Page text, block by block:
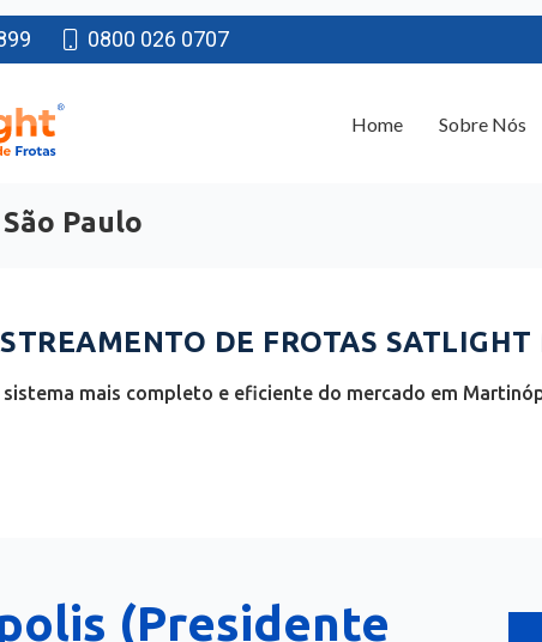
0800 026 0707
Paulo
DE FROTAS
sistema mais completo e eficiente do mercado em
(Presidente